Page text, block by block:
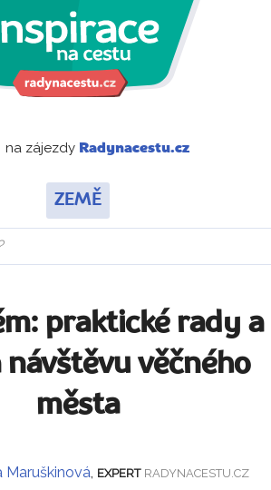
na zájezdy Radynacestu.cz
ZEMĚ
praktické rady a
věčného
města
Maruškinová EXPERT RADYNACESTU.CZ